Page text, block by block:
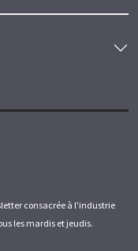
consacrée à l'industrie
les mardis et jeudis.